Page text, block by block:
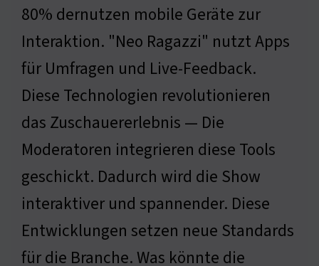
80% dernutzen mobile Geräte zur
Interaktion. "Neo Ragazzi" nutzt Apps
für Umfragen und Live-Feedback.
Diese Technologien revolutionieren
das Zuschauererlebnis — Die
Moderatoren integrieren diese Tools
geschickt. Dadurch wird die Show
interaktiver und spannender. Diese
Entwicklungen setzen neue Standards
für die Branche. Was könnte die